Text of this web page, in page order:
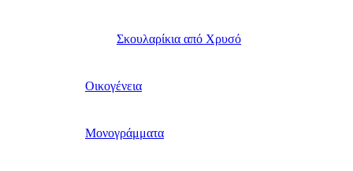
Σκουλαρίκια από Χρυσό
Οικογένεια
Μονογράμματα